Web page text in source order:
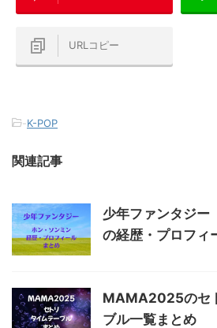
URLコピー
-K-POP
関連記事
少年ファンタジー
の経歴・プロフィ
MAMA2025のセ
ブル一覧まとめ